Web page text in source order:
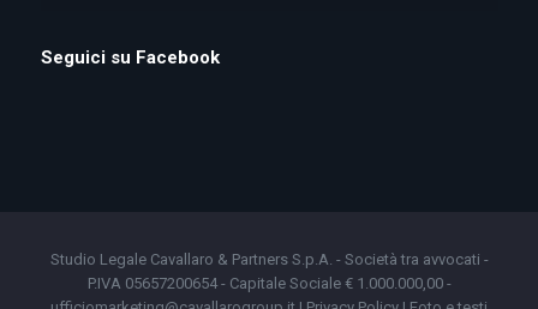
Seguici su Facebook
Studio Legale Cavallaro & Partners S.p.A. - Società tra avvocati -
P.IVA 05657200654 - Capitale Sociale € 1.000.000,00 -